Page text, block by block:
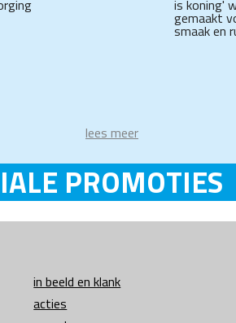
lees meer
is koning'
gemaakt
smaak en
PROMOTIES
in beeld en klank
acties